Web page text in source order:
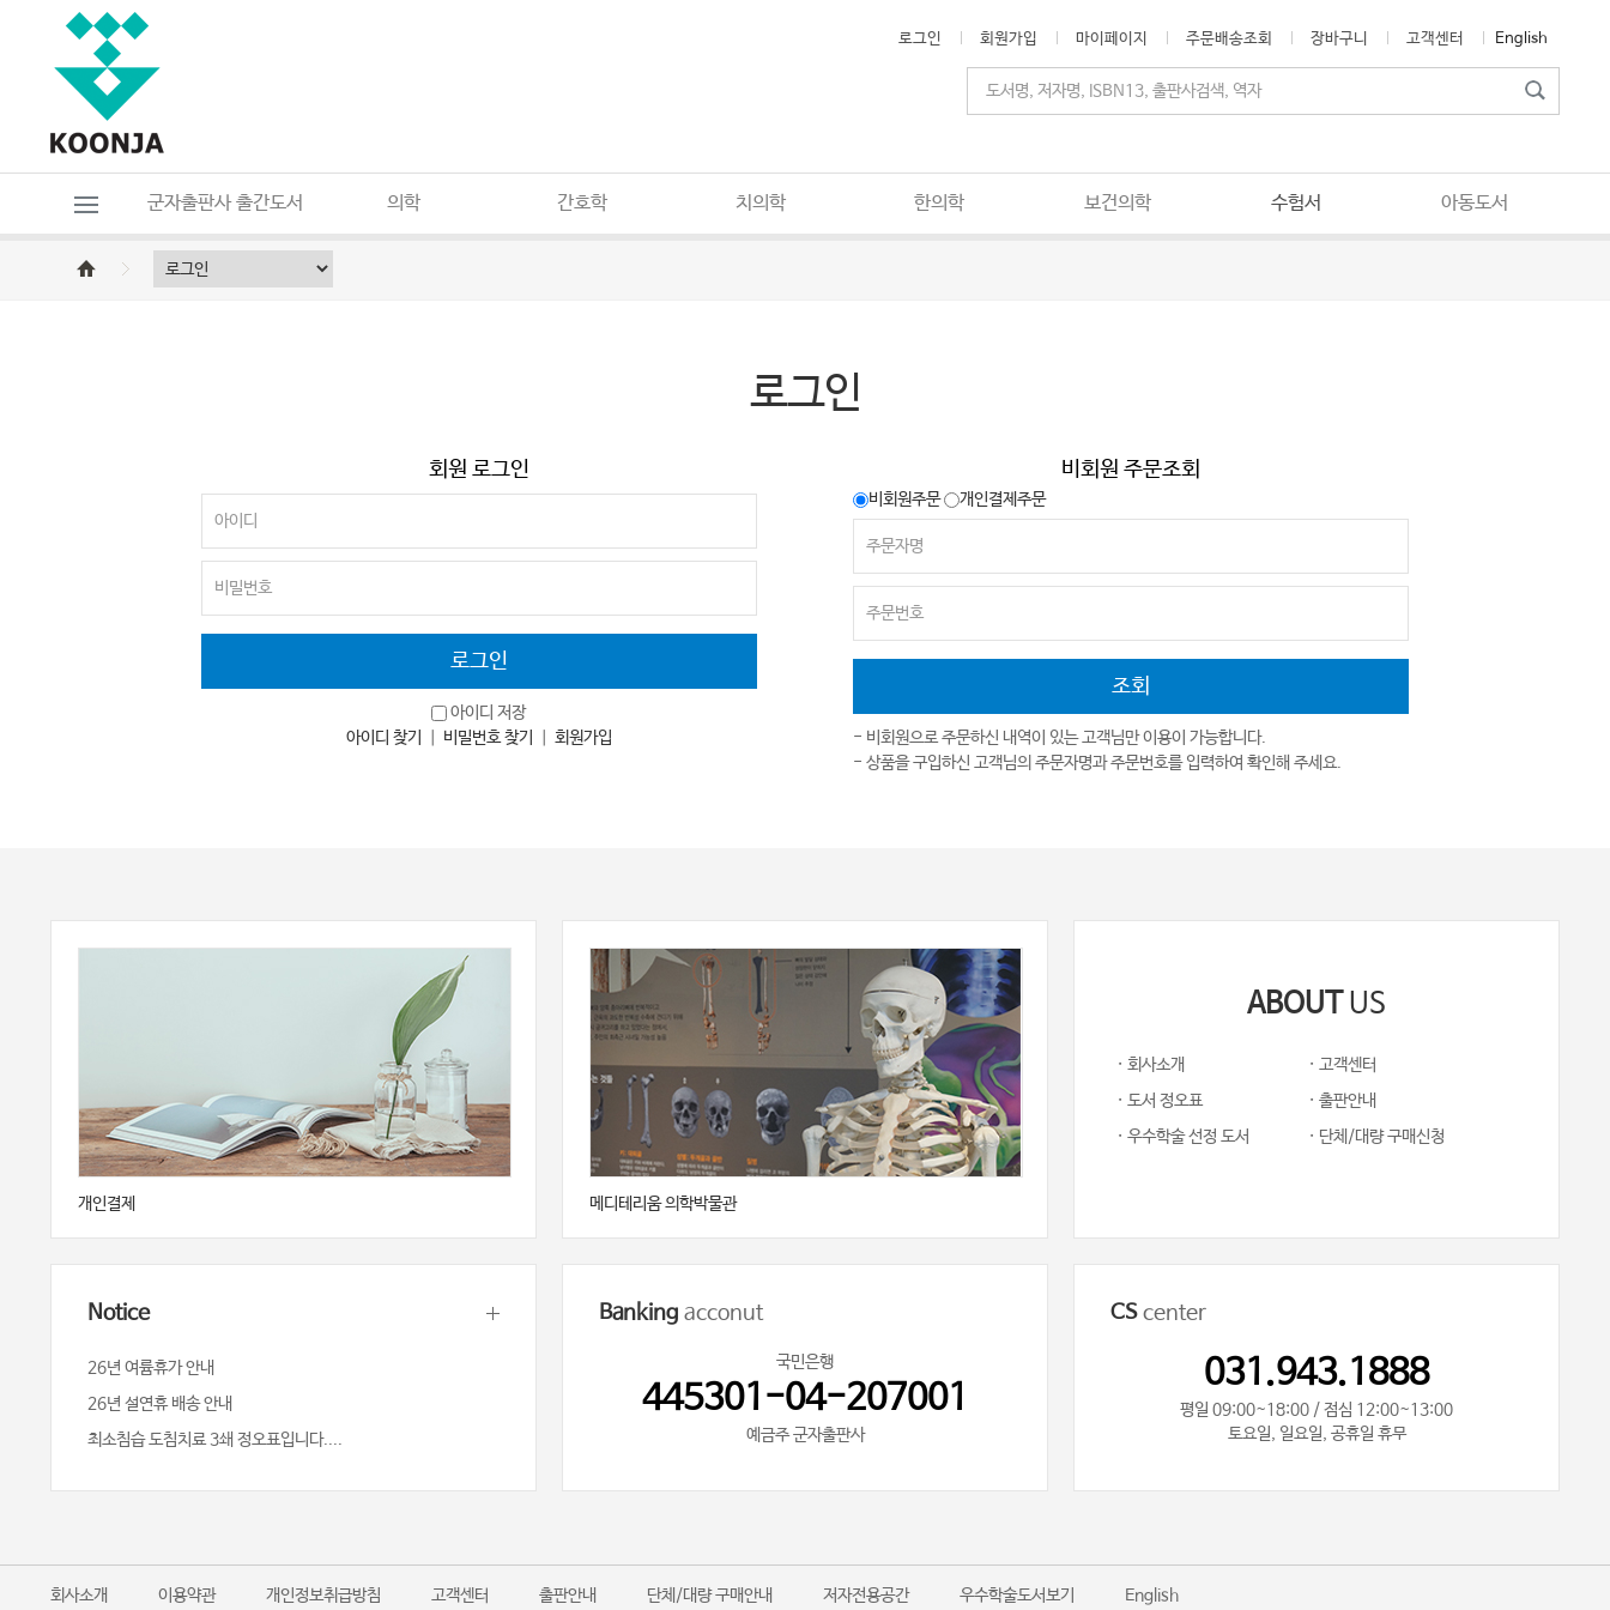
로그인 회원가입 마이페이지 주문배송조회 장바구니 고객센터 English
군자출판사 출간도서 의학 간호학 치의학 한의학 보건의학 수험서 아동도서
로그인
회원 로그인
아이디 저장
아이디 찾기
비밀번호 찾기 회원가입
비회원 주문조회
비회원주문 개인결제주문
- 비회원으로 주문하신 내역이 있는 고객님만 이용이 가능합니다.
- 상품을 구입하신 고객님의 주문자명과 주문번호를 입력하여 확인해 주세요.
개인결제 메디테리움 의학박물관
ABOUT US
· 회사소개
· 고객센터
· 도서 정오표
· 출판안내
· 우수학술 선정 도서
· 단체/대량 구매신청
Notice
26년 여륨휴가 안내
26년 설연휴 배송 안내
최소침습 도침치료 3쇄 정오표입니다....
Banking acconut
국민은행
445301-04-207001
예금주 군자출판사
CS center
031.943.1888
평일 09:00~18:00 / 점심 12:00~13:00
토요일, 일요일, 공휴일 휴무
회사소개 이용약관 개인정보취급방침 고객센터 출판안내 단체/대량 구매안내 저자전용공간 우수학술도서보기 English